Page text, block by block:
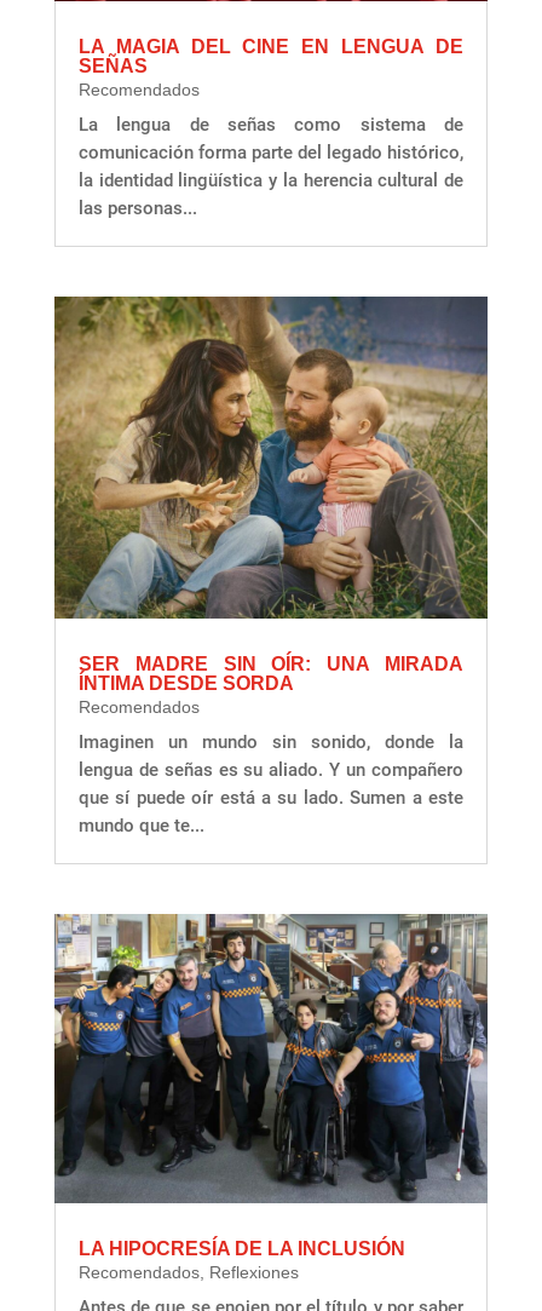
LA MAGIA DEL CINE EN LENGUA DE
SEÑAS
Recomendados
La lengua de señas como sistema de
comunicación forma parte del legado histórico,
la identidad lingüística y la herencia cultural de
las personas...
SER MADRE SIN OÍR: UNA MIRADA
ÍNTIMA DESDE SORDA
Recomendados
Imaginen un mundo sin sonido, donde la
lengua de señas es su aliado. Y un compañero
que sí puede oír está a su lado. Sumen a este
mundo que te...
LA HIPOCRESÍA DE LA INCLUSIÓN
Recomendados, Reflexiones